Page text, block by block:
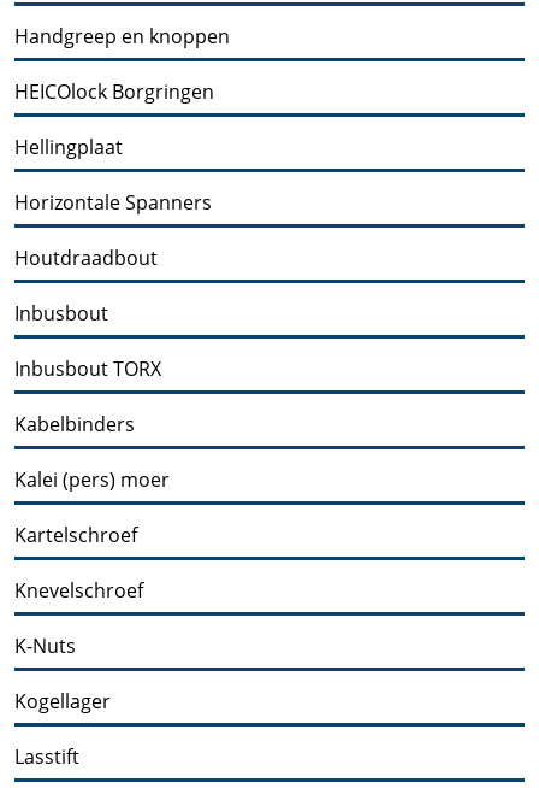
Handgreep en knoppen
HEICOlock Borgringen
Hellingplaat
Horizontale Spanners
Houtdraadbout
Inbusbout
Inbusbout TORX
Kabelbinders
Kalei (pers) moer
Kartelschroef
Knevelschroef
K-Nuts
Kogellager
Lasstift